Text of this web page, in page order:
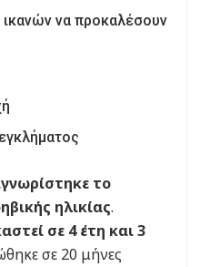
ικανών να προκαλέσουν
το
ηλικίας.
σε 4 έτη και 3
σε 20 μήνες